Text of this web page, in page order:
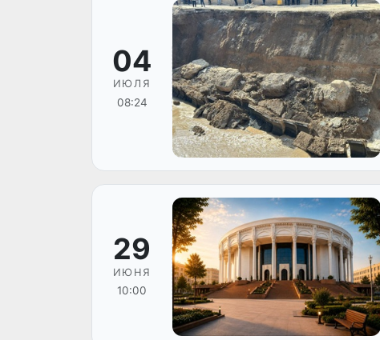
04
ИЮЛЯ
08:24
29
ИЮНЯ
10:00